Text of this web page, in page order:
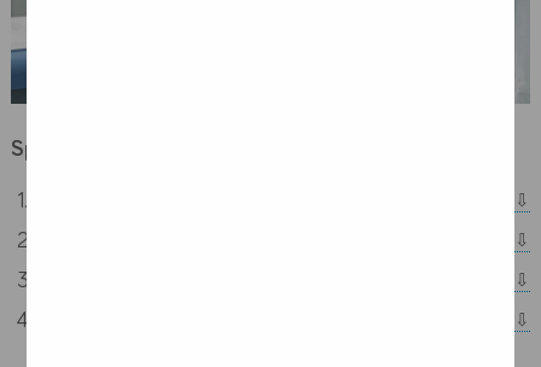
Spis treści: